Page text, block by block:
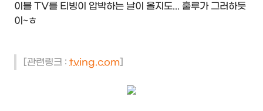
이블 TV를 티빙이 압박하는 날이 올지도... 훌루가 그러하듯
이~ㅎ
[관련링크 : tving.com]